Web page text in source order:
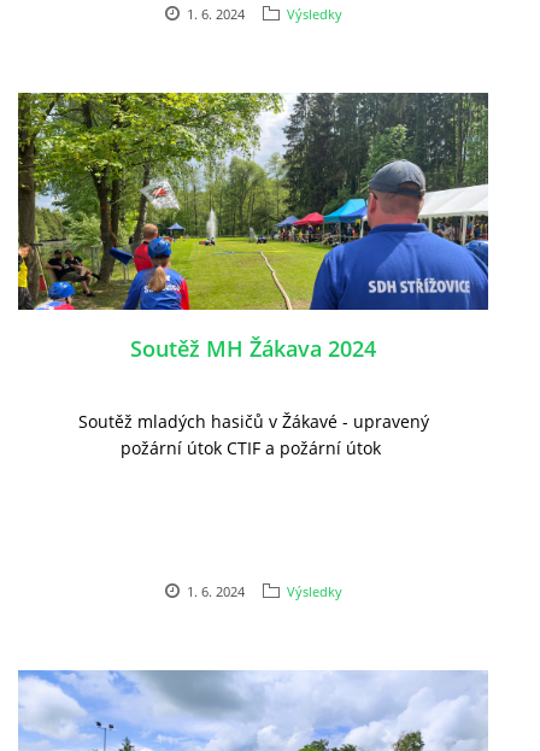
1. 6. 2024 Výsledky
Soutěž MH Žákava 2024
Soutěž mladých hasičů v Žákavé - upravený
požární útok CTIF a požární útok
1. 6. 2024 Výsledky